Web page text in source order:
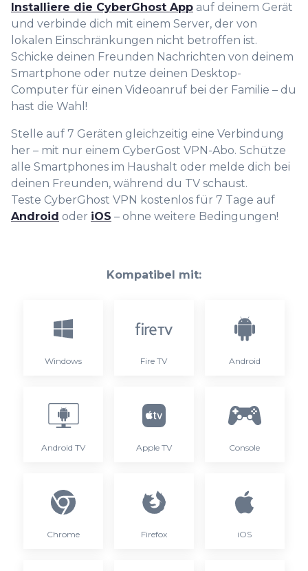
Installiere die CyberGhost App auf deinem Gerät
und verbinde dich mit einem Server, der von
lokalen Einschränkungen nicht betroffen ist.
Schicke deinen Freunden Nachrichten von deinem
Smartphone oder nutze deinen Desktop-
Computer für einen Videoanruf bei der Familie – du
hast die Wahl!
Stelle auf 7 Geräten gleichzeitig eine Verbindung
her – mit nur einem CyberGost VPN-Abo. Schütze
alle Smartphones im Haushalt oder melde dich bei
deinen Freunden, während du TV schaust.
Teste CyberGhost VPN kostenlos für 7 Tage auf
Android oder iOS – ohne weitere Bedingungen!
Kompatibel mit:
Windows Fire TV Android
Android TV Apple TV Console
Chrome Firefox iOS